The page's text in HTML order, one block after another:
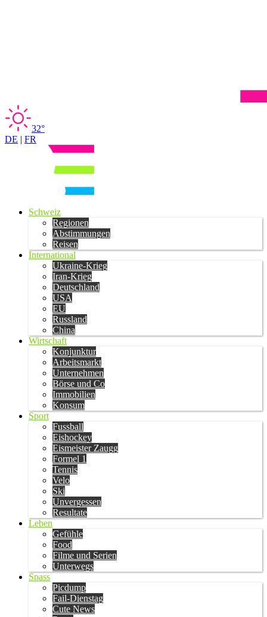
32°
DE | FR
Schweiz
Regionen
Abstimmungen
Reisen
International
Ukraine-Krieg
Iran-Krieg
Deutschland
USA
EU
Russland
China
Wirtschaft
Konjunktur
Arbeitsmarkt
Unternehmen
Börse und Co
Immobilien
Konsum
Sport
Fussball
Eishockey
Eismeister Zaugg
Formel 1
Tennis
Velo
Ski
Unvergessen
Resultate
Leben
Gefühle
Food
Filme und Serien
Unterwegs
Spass
Picdump
Fail-Dienstag
Cute News